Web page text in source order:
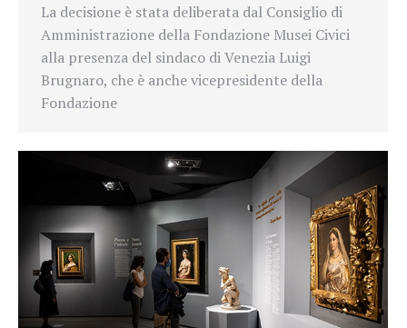
La decisione è stata deliberata dal Consiglio di
Amministrazione della Fondazione Musei Civici
alla presenza del sindaco di Venezia Luigi
Brugnaro, che è anche vicepresidente della
Fondazione